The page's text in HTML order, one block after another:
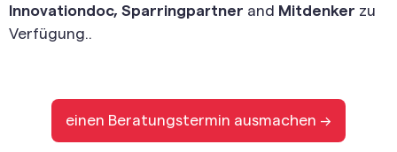
Innovationdoc, Sparringpartner and Mitdenker zu
Verfügung..
einen Beratungstermin ausmachen -->